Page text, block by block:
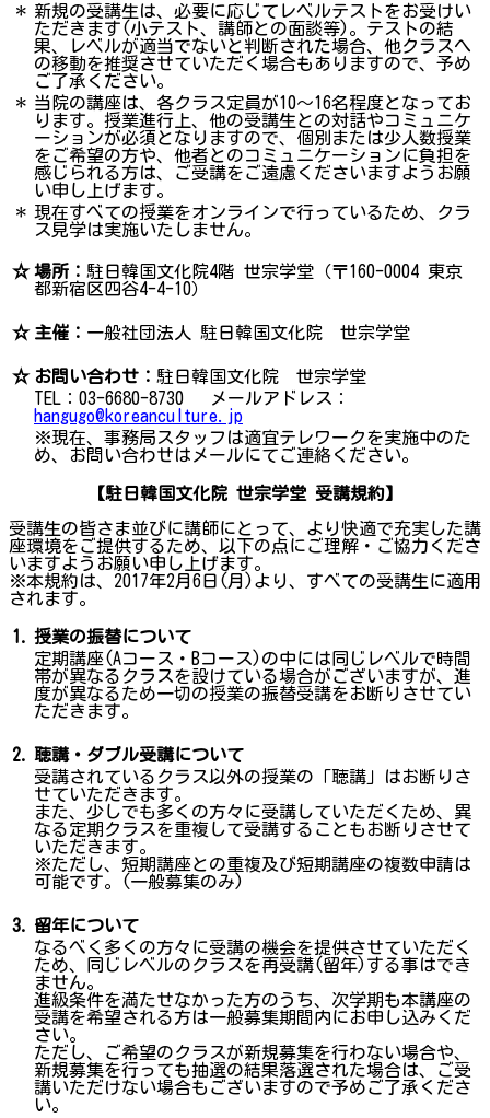
＊ 新規の受講生は、必要に応じてレベルテストをお受けい
ただきます(小テスト、講師との面談等)。テストの結
果、レベルが適当でないと判断された場合、他クラスへ
の移動を推奨させていただく場合もありますので、予め
ご了承ください。
＊ 当院の講座は、各クラス定員が10～16名程度となってお
ります。授業進行上、他の受講生との対話やコミュニケ
ーションが必須となりますので、個別または少人数授業
をご希望の方や、他者とのコミュニケーションに負担を
感じられる方は、ご受講をご遠慮くださいますようお願
い申し上げます。
＊ 現在すべての授業をオンラインで行っているため、クラ
ス見学は実施いたしません。
☆ 場所： 駐日韓国文化院4階 世宗学堂（〒160-0004 東京
都新宿区四谷4-4-10）
☆ 主催： 一般社団法人 駐日韓国文化院 世宗学堂
☆ お問い合わせ： 駐日韓国文化院 世宗学堂
TEL：03-6680-8730 メールアドレス：
hangugo@koreanculture.jp
※現在、事務局スタッフは適宜テレワークを実施中のた
め、お問い合わせはメールにてご連絡ください。
【駐日韓国文化院 世宗学堂 受講規約】
受講生の皆さま並びに講師にとって、より快適で充実した講
座環境をご提供するため、以下の点にご理解・ご協力くださ
いますようお願い申し上げます。
※本規約は、2017年2月6日(月)より、すべての受講生に適用
されます。
1. 授業の振替について
定期講座(Aコース・Bコース)の中には同じレベルで時間
帯が異なるクラスを設けている場合がございますが、進
度が異なるため一切の授業の振替受講をお断りさせてい
ただきます。
2. 聴講・ダブル受講について
受講されているクラス以外の授業の「聴講」はお断りさ
せていただきます。
また、少しでも多くの方々に受講していただくため、異
なる定期クラスを重複して受講することもお断りさせて
いただきます。
※ただし、短期講座との重複及び短期講座の複数申請は
可能です。(一般募集のみ)
3. 留年について
なるべく多くの方々に受講の機会を提供させていただく
ため、同じレベルのクラスを再受講(留年)する事はでき
ません。
進級条件を満たせなかった方のうち、次学期も本講座の
受講を希望される方は一般募集期間内にお申し込みくだ
さい。
ただし、ご希望のクラスが新規募集を行わない場合や、
新規募集を行っても抽選の結果落選された場合は、ご受
講いただけない場合もございますので予めご了承くださ
い。